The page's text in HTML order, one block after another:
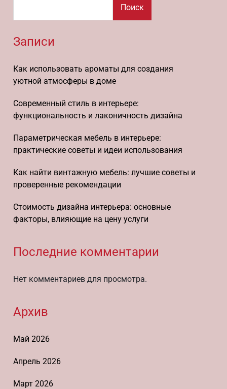
Поиск
Записи
Как использовать ароматы для создания
уютной атмосферы в доме
Современный стиль в интерьере:
функциональность и лаконичность дизайна
Параметрическая мебель в интерьере:
практические советы и идеи использования
Как найти винтажную мебель: лучшие советы и
проверенные рекомендации
Стоимость дизайна интерьера: основные
факторы, влияющие на цену услуги
Последние комментарии
Нет комментариев для просмотра.
Архив
Май 2026
Апрель 2026
Март 2026